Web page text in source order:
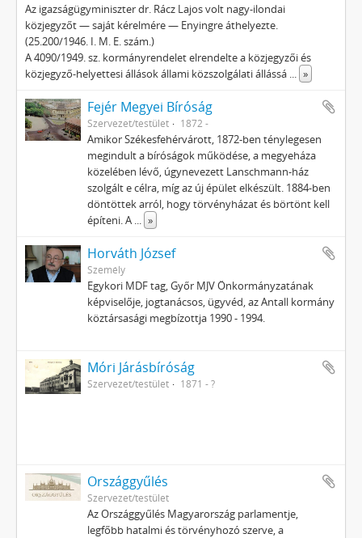
Az igazságügyminiszter dr. Rácz Lajos volt nagy-ilondai
közjegyzőt — saját kérelmére — Enyingre áthelyezte.
(25.200/1946. I. M. E. szám.)
A 4090/1949. sz. kormányrendelet elrendelte a közjegyzői és
közjegyző-helyettesi állások állami közszolgálati állássá ... »
Fejér Megyei Bíróság
Szervezet/testület 1872 -
Amikor Székesfehérvárott, 1872-ben ténylegesen
megindult a bíróságok működése, a megyeháza
közelében lévő, úgynevezett Lanschmann-ház
szolgált e célra, míg az új épület elkészült. 1884-ben
döntöttek arról, hogy törvényházat és börtönt kell
építeni. A ... »
Horváth József
Személy
Egykori MDF tag, Győr MJV Önkormányzatának
képviselője, jogtanácsos, ügyvéd, az Antall kormány
köztársasági megbízottja 1990 - 1994.
Móri Járásbíróság
Szervezet/testület 1871 - ?
Országgyűlés
Szervezet/testület
Az Országgyűlés Magyarország parlamentje,
legfőbb hatalmi és törvényhozó szerve, a